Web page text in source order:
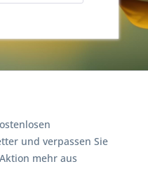
und verpassen Sie
mehr aus